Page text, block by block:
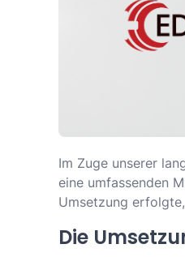
Im Zuge unserer
eine umfassenden
Umsetzung
Die